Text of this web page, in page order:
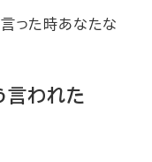
った時あなたな
言われた